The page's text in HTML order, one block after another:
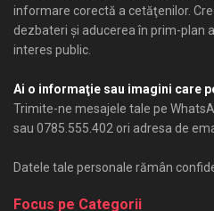
informare corectă a cetăţenilor.
dezbateri şi aducerea în prim-plan
interes public.
Ai o informaţie sau imagini care
Trimite-ne mesajele tale pe
sau 0785.555.402 ori adresa de
Datele tale personale rămân
Focus pe Categorii